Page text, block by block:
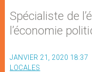
Spécialiste de
l’économie
JANVIER 21, 2020 18:37
LOCALES